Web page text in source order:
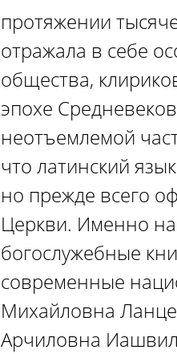
протяжении
отражала в себе
общества,
эпохе
неотъемлемой
что латинский
но прежде всего
Церкви. Именно
богослужебные
современные
Михайловна
Арчиловна